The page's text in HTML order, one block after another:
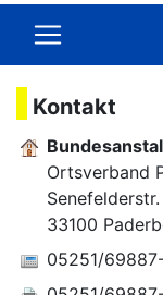
Kontakt
Ortsverband
Senefelderstr.
33100
05251/